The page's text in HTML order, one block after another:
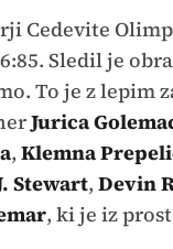
Cedevite
Sledil je
To je z lepim
Jurica
, Klemna
Stewart, Devin
, ki je iz